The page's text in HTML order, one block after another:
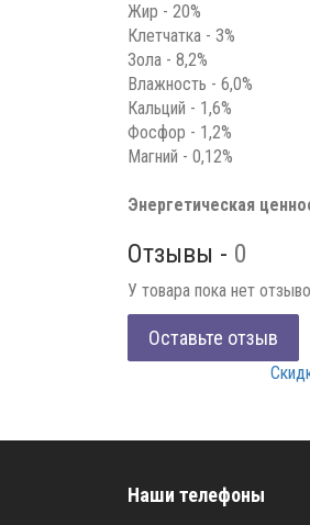
Жир - 20%
Клетчатка - 3%
Зола - 8,2%
Влажность - 6,0%
Кальций - 1,6%
Фосфор - 1,2%
Магний - 0,12%
Энергетическая
Отзывы - 0
У товара пока нет
Оставьте отзыв
Наши телефоны